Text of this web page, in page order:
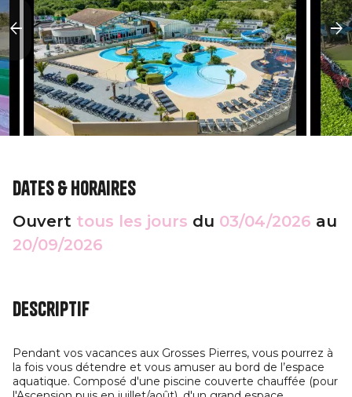
Dates & horaires
Ouvert tous les jours du 03/04/2026 au
20/09/2026
Descriptif
Pendant vos vacances aux Grosses Pierres, vous pourrez à
la fois vous détendre et vous amuser au bord de l’espace
aquatique. Composé d'une piscine couverte chauffée (pour